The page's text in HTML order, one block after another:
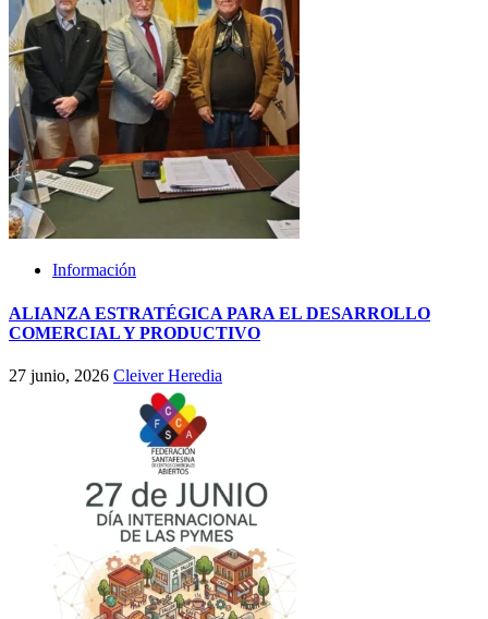
Información
ALIANZA ESTRATÉGICA PARA EL DESARROLLO
COMERCIAL Y PRODUCTIVO
27 junio, 2026 Cleiver Heredia